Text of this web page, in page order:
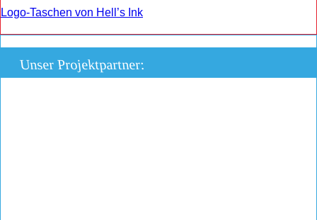
Logo-Taschen von Hell’s Ink
Unser Projektpartner: